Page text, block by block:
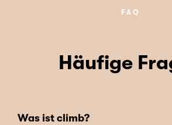
FAQ
Häufige
Was ist climb?